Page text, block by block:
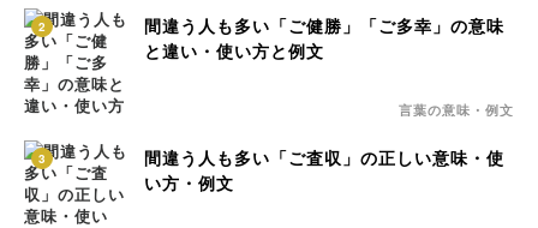
2
間違う人も多い「ご健勝」「ご多幸」の意味
と違い・使い方と例文
言葉の意味・例文
3
間違う人も多い「ご査収」の正しい意味・使
い方・例文